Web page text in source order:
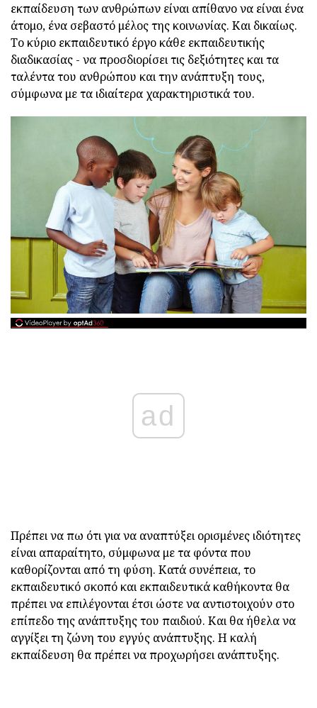
εκπαίδευση των ανθρώπων είναι απίθανο να είναι ένα
άτομο, ένα σεβαστό μέλος της κοινωνίας. Και δικαίως.
Το κύριο εκπαιδευτικό έργο κάθε εκπαιδευτικής
διαδικασίας - να προσδιορίσει τις δεξιότητες και τα
ταλέντα του ανθρώπου και την ανάπτυξη τους,
σύμφωνα με τα ιδιαίτερα χαρακτηριστικά του.
ad
Πρέπει να πω ότι για να αναπτύξει ορισμένες ιδιότητες
είναι απαραίτητο, σύμφωνα με τα φόντα που
καθορίζονται από τη φύση. Κατά συνέπεια, το
εκπαιδευτικό σκοπό και εκπαιδευτικά καθήκοντα θα
πρέπει να επιλέγονται έτσι ώστε να αντιστοιχούν στο
επίπεδο της ανάπτυξης του παιδιού. Και θα ήθελα να
αγγίξει τη ζώνη του εγγύς ανάπτυξης. Η καλή
εκπαίδευση θα πρέπει να προχωρήσει ανάπτυξης.